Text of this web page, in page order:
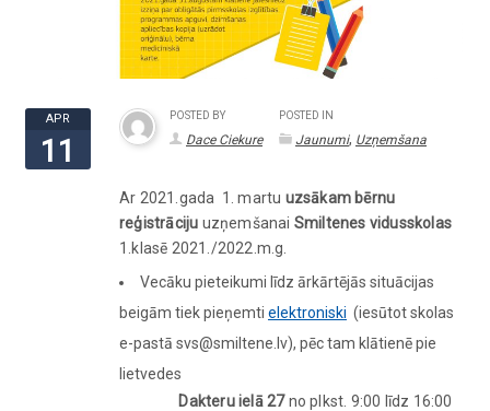
APR
11
POSTED BY
Dace Ciekure
POSTED IN
Jaunumi, Uzņemšana
Ar 2021.gada 1. martu uzsākam bērnu
reģistrāciju uzņemšanai Smiltenes vidusskolas
1.klasē 2021./2022.m.g.
Vecāku pieteikumi līdz ārkārtējās situācijas
beigām tiek pieņemti elektroniski (iesūtot skolas
e-pastā svs@smiltene.lv), pēc tam klātienē pie
lietvedes
Dakteru ielā 27no plkst. 9:00 līdz 16:00